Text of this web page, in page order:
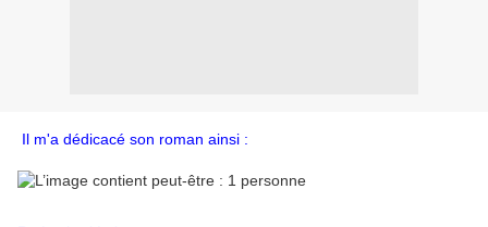
Il m'a dédicacé son roman ainsi :